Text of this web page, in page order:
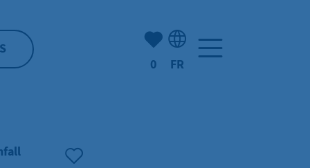
Nombre d'éléments mis en
0 FR